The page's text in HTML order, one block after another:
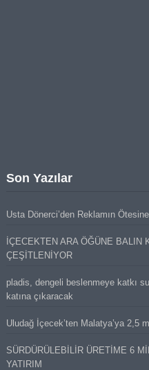
Son Yazılar
Usta Dönerci’den Reklamın
İÇECEKTEN ARA ÖĞÜNE BALIN
ÇEŞİTLENİYOR
pladis, dengeli beslenmeye katkı
katına çıkaracak
Uludağ İçecek’ten Malatya’ya 2,5
SÜRDÜRÜLEBİLİR ÜRETİME 6
YATIRIM